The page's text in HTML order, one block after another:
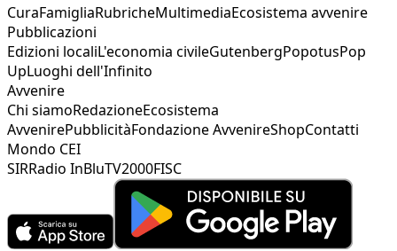
CuraFamigliaRubricheMultimediaEcosistema avvenire
Pubblicazioni
Edizioni localiL'economia civileGutenbergPopotusPop
UpLuoghi dell'Infinito
Avvenire
Chi siamoRedazioneEcosistema
AvvenirePubblicitàFondazione AvvenireShopContatti
Mondo CEI
SIRRadio InBluTV2000FISC